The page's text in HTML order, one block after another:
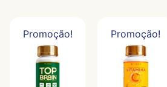
Promoção! Promoção!